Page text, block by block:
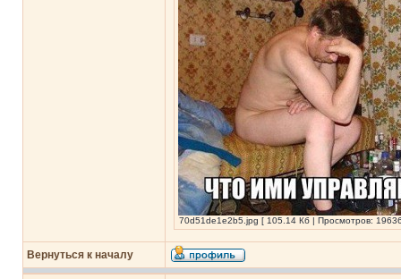
70d51de1e2b5.jpg [ 105.14 Кб | Просмотров:
Вернуться к началу